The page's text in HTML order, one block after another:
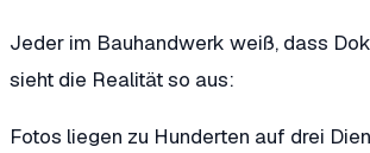
Jeder im Bauhandwerk weiß, dass
sieht die Realität so aus:
Fotos liegen zu Hunderten auf drei